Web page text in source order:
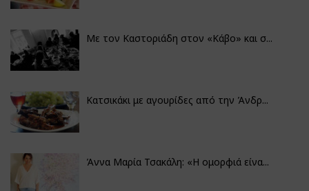
Με τον Καστοριάδη στον «Κάβο» και σ...
Κατσικάκι με αγουρίδες από την Άνδρ...
Άννα Μαρία Τσακάλη: «Η ομορφιά είνα...